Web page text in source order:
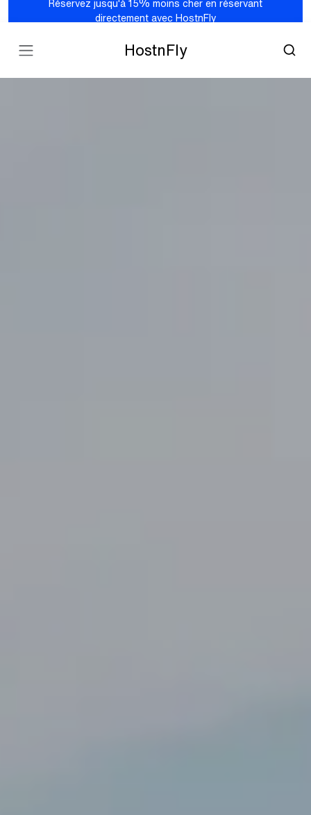
Réservez jusqu'à 15% moins cher en réservant
directement avec HostnFly
HostnFly